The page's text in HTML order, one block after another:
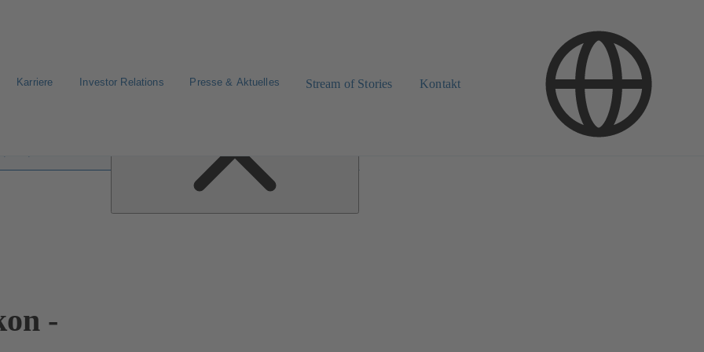
Karriere Investor Relations Presse & Aktuelles Stream of Stories Kontakt
-